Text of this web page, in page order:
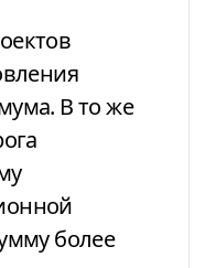
В то же
более